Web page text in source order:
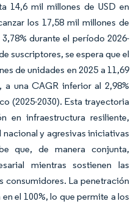
14,6 mil millones de USD en
los 17,58 mil millones de
durante el período 2026-
suscriptores, se espera que el
de unidades en 2025 a 11,69
a una CAGR inferior al 2,98%
(2025-2030). Esta trayectoria
en infraestructura resiliente,
y agresivas iniciativas
que, de manera conjunta,
mientras sostienen las
consumidores. La penetración
el 100%, lo que permite a los